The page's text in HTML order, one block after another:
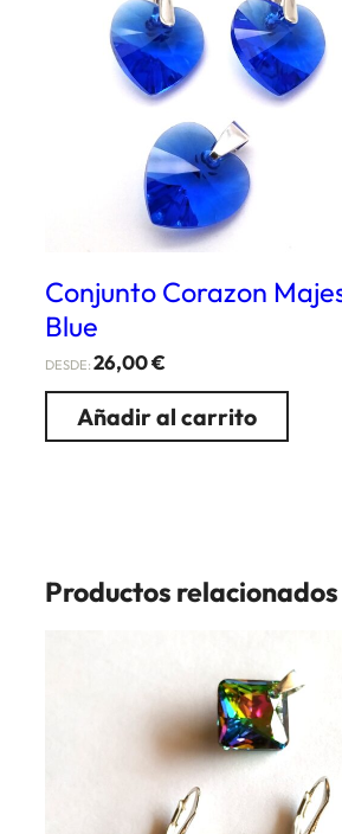
Conjunto Corazon
Blue
DESDE: 26,00€
Añadir al carrito
Productos relacionados